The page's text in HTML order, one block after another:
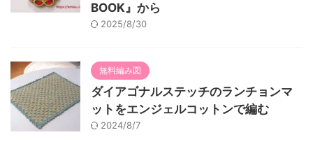
BOOK』から
2025/8/30
無料編み図
ダイアゴナルステッチのランチョンマ
ットをエンジェルコットンで編む
2024/8/7